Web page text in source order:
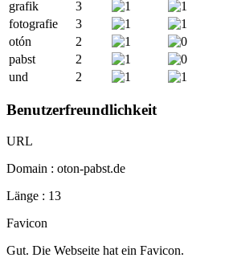
grafik
3
fotografie
3
otón
2
pabst
2
und
2
Benutzerfreundlichkeit
URL
Domain : oton-pabst.de
Länge : 13
Favicon
Gut. Die Webseite hat ein Favicon.